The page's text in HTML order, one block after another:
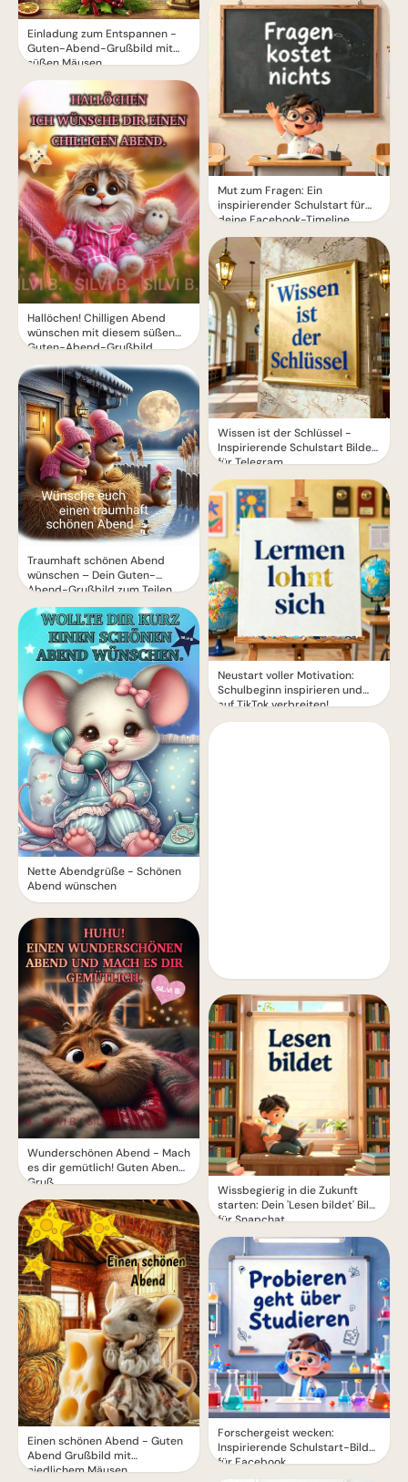
Einladung zum Entspannen -
Guten-Abend-Grußbild mit
süßen Mäusen
Hallöchen! Chilligen Abend
wünschen mit diesem süßen
Guten-Abend-Grußbild
Traumhaft schönen Abend
wünschen – Dein Guten-
Abend-Grußbild zum Teilen
Nette Abendgrüße - Schönen
Abend wünschen
Wunderschönen Abend - Mach
es dir gemütlich! Guten Abend
Gruß
Einen schönen Abend - Guten
Abend Grußbild mit
niedlichem Mäusen
Mut zum Fragen: Ein
inspirierender Schulstart für
deine Facebook-Timeline
Wissen ist der Schlüssel -
Inspirierende Schulstart Bilder
für Telegram
Neustart voller Motivation:
Schulbeginn inspirieren und
auf TikTok verbreiten!
Wissbegierig in die Zukunft
starten: Dein 'Lesen bildet' Bild
für Snapchat
Forschergeist wecken:
Inspirierende Schulstart-Bilder
für Facebook